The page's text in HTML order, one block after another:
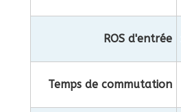
ROS d'entrée
Temps de commutation